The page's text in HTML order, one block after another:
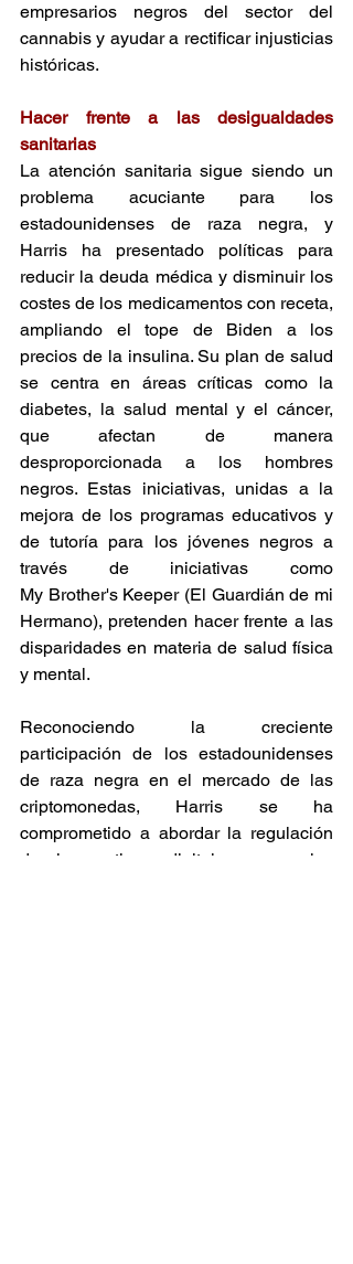
empresarios negros del sector del
cannabis y ayudar a rectificar injusticias
históricas.
Hacer frente a las desigualdades
sanitarias
La atención sanitaria sigue siendo un
problema acuciante para los
estadounidenses de raza negra, y
Harris ha presentado políticas para
reducir la deuda médica y disminuir los
costes de los medicamentos con receta,
ampliando el tope de Biden a los
precios de la insulina. Su plan de salud
se centra en áreas críticas como la
diabetes, la salud mental y el cáncer,
que afectan de manera
desproporcionada a los hombres
negros. Estas iniciativas, unidas a la
mejora de los programas educativos y
de tutoría para los jóvenes negros a
través de iniciativas como
My Brother's Keeper (El Guardián de mi
Hermano), pretenden hacer frente a las
disparidades en materia de salud física
y mental.
Reconociendo la creciente
participación de los estadounidenses
de raza negra en el mercado de las
criptomonedas, Harris se ha
comprometido a abordar la regulación
de los activos digitales como las